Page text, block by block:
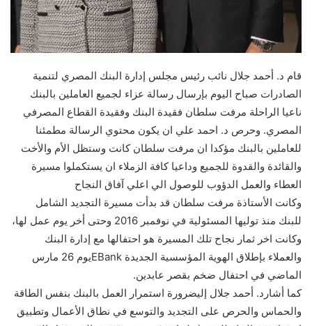
قام د. أحمد جلال نائب رئيس مجلس إدارة البنك المصري لتنمية
الصادرات صباح اليوم بإرسال رسالة عزاء لجميع العاملين بالبنك
ناعيا الراحلة مرفت سلطان فقيدة البنك وفقيدة القطاع المصرفي
المصري. وحرص د. احمد علي ان يكون محتوي الرسالة مطمئنا
للعاملين بالبنك مؤكدا ان مرفت سلطان كانت وستظل الأم والأخت
والقائدة والقدوة للجميع وداعيا كافة الزملاء ان يستكملوا مسيرة
العطاء والعمل الدؤوب للوصول الي اعلي آفاق النجاح
وكانت الأستاذة مرفت سلطان قد بدأت مسيرة التجديد الشامل
للبنك منذ توليها المسئولية في نوفمبر 2016 وحتى أخر يوم عمل لها،
وكانت اخر ثمار نجاح تلك المسيرة هو احتفالها مع إدارة البنك
والعملاء بإطلاق الهوية المؤسسية الجديدة EBankيوم 26 مارس
الماضي في احتفال ضخم بقصر عابدين.
كما أشارد. أحمد جلال إليضرورة استمرار العمل بالبنك بنفس الطاقة
والحماس والحرص على التجديد والتوسع في نطاق الأعمال وتطبيق